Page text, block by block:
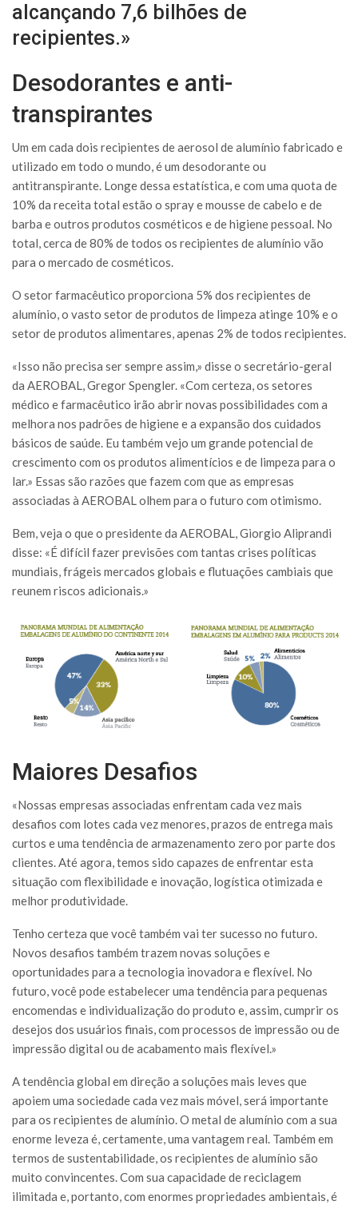
alcançando 7,6 bilhões de
recipientes.»
Desodorantes e anti-
transpirantes
Um em cada dois recipientes de aerosol de alumínio fabricado e
utilizado em todo o mundo, é um desodorante ou
antitranspirante. Longe dessa estatística, e com uma quota de
10% da receita total estão o spray e mousse de cabelo e de
barba e outros produtos cosméticos e de higiene pessoal. No
total, cerca de 80% de todos os recipientes de alumínio vão
para o mercado de cosméticos.
O setor farmacêutico proporciona 5% dos recipientes de
alumínio, o vasto setor de produtos de limpeza atinge 10% e o
setor de produtos alimentares, apenas 2% de todos recipientes.
«Isso não precisa ser sempre assim,» disse o secretário-geral
da AEROBAL, Gregor Spengler. «Com certeza, os setores
médico e farmacêutico irão abrir novas possibilidades com a
melhora nos padrões de higiene e a expansão dos cuidados
básicos de saúde. Eu também vejo um grande potencial de
crescimento com os produtos alimentícios e de limpeza para o
lar.» Essas são razões que fazem com que as empresas
associadas à AEROBAL olhem para o futuro com otimismo.
Bem, veja o que o presidente da AEROBAL, Giorgio Aliprandi
disse: «É difícil fazer previsões com tantas crises políticas
mundiais, frágeis mercados globais e flutuações cambiais que
reunem riscos adicionais.»
Maiores Desafios
«Nossas empresas associadas enfrentam cada vez mais
desafios com lotes cada vez menores, prazos de entrega mais
curtos e uma tendência de armazenamento zero por parte dos
clientes. Até agora, temos sido capazes de enfrentar esta
situação com flexibilidade e inovação, logística otimizada e
melhor produtividade.
Tenho certeza que você também vai ter sucesso no futuro.
Novos desafios também trazem novas soluções e
oportunidades para a tecnologia inovadora e flexível. No
futuro, você pode estabelecer uma tendência para pequenas
encomendas e individualização do produto e, assim, cumprir os
desejos dos usuários finais, com processos de impressão ou de
impressão digital ou de acabamento mais flexível.»
A tendência global em direção a soluções mais leves que
apoiem uma sociedade cada vez mais móvel, será importante
para os recipientes de alumínio. O metal de alumínio com a sua
enorme leveza é, certamente, uma vantagem real. Também em
termos de sustentabilidade, os recipientes de alumínio são
muito convincentes. Com sua capacidade de reciclagem
ilimitada e, portanto, com enormes propriedades ambientais, é